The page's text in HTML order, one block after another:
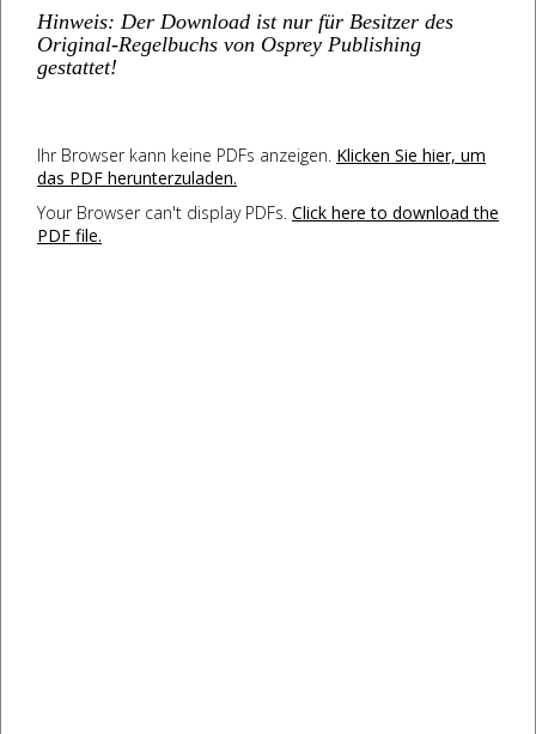
Hinweis: Der Download ist nur für Besitzer des
Original-Regelbuchs von Osprey Publishing
gestattet!
Ihr Browser kann keine PDFs anzeigen. Klicken Sie hier, um
das PDF herunterzuladen.
Your Browser can't display PDFs. Click here to download the
PDF file.